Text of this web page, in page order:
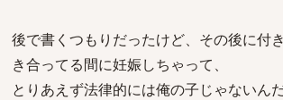
後で書くつもりだったけど、その後に付
き合ってる間に妊娠しちゃって、
とりあえず法律的には俺の子じゃないん